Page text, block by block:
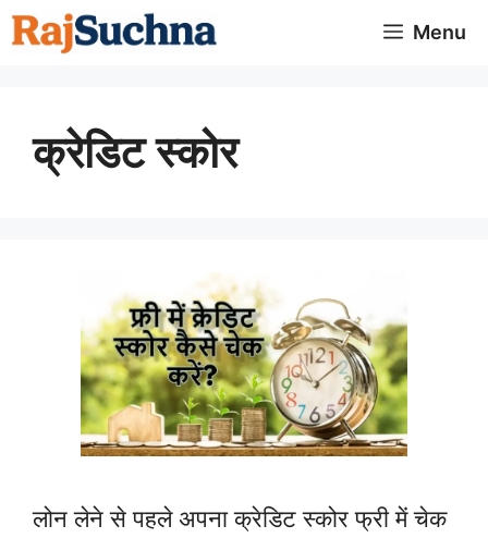
Skip
to
Menu
क्रेडिट स्कोर
लोन लेने से पहले अपना क्रेडिट स्कोर फ्री में चेक